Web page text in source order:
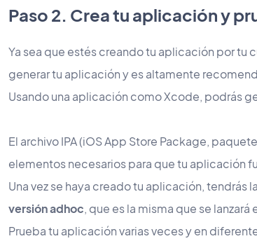
Paso 2. Crea tu aplicación y
Ya sea que estés creando tu aplicación por
generar tu aplicación y es altamente
Usando una aplicación como Xcode, podrás
El archivo IPA (iOS App Store Package,
elementos necesarios para que tu aplicación
Una vez se haya creado tu aplicación,
versión adhoc, que es la misma que se lanzará
Prueba tu aplicación varias veces y en